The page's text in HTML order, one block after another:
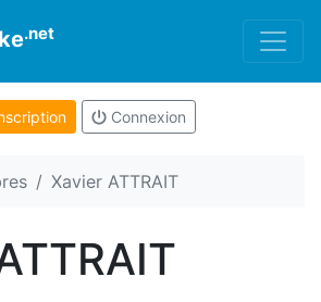
.net
Connexion
Xavier ATTRAIT